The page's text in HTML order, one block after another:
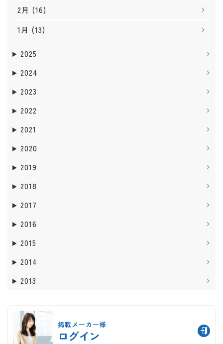
2月 (16)
1月 (13)
2025
2024
2023
2022
2021
2020
2019
2018
2017
2016
2015
2014
2013
掲載メーカー様
ログイン